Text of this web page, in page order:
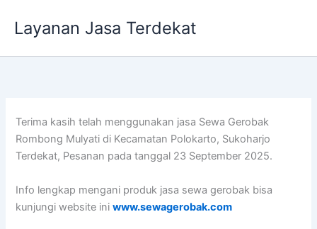
Layanan Jasa Terdekat
Terima kasih telah menggunakan jasa Sewa Gerobak
Rombong Mulyati di Kecamatan Polokarto, Sukoharjo
Terdekat, Pesanan pada tanggal 23 September 2025.
Info lengkap mengani produk jasa sewa gerobak bisa
kunjungi website iniwww.sewagerobak.com